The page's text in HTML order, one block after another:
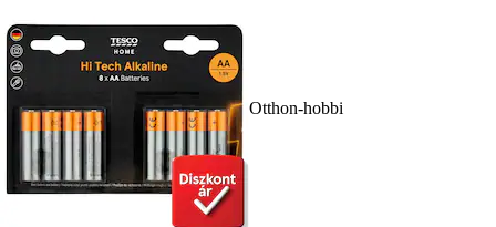
Otthon-hobbi